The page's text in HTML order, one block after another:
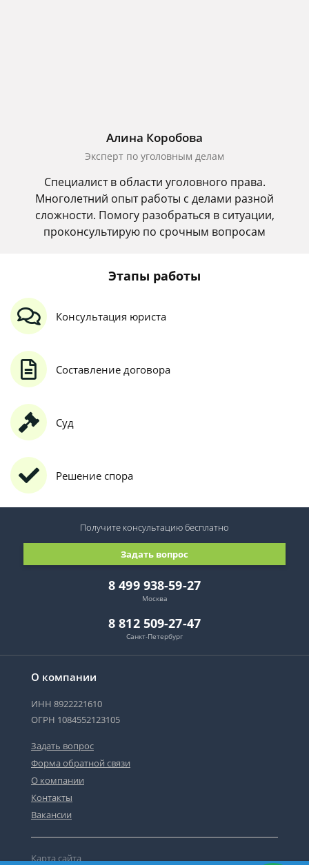
Алина Коробова
Эксперт по уголовным делам
Специалист в области уголовного права.
Многолетний опыт работы с делами разной
сложности. Помогу разобраться в ситуации,
проконсультирую по срочным вопросам
Этапы работы
Консультация юриста
Составление договора
Суд
Решение спора
О компании
ИНН 8922221610
ОГРН 1084552123105
Задать вопрос
Форма обратной связи
О компании
Контакты
Вакансии
Карта сайта
8 499 938-59-27
Москва
8 812 509-27-47
Санкт-Петербург
Задать вопрос
Получите консультациюбесплатно